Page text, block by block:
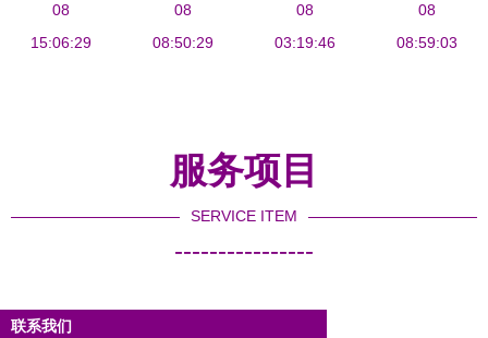
球队在云南
省公路局锦
08
15:06:29
察
08
08:50:29
训 提升综
合管理水平
08
03:19:46
——云南红
河公路局荣
08
08:59:03
服务项目
SERVICE ITEM
----------------
联系我们